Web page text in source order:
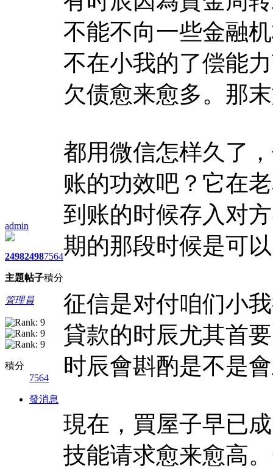
admin
2498
主題
2498
帖子
7564
積分
管理員
積分
7564
發消息
不能不向一些金融
不在小我的了偿能
欠债愈来愈多。那
都用微信怎样久了
账的功效吧？它在
到账的时候存入对
期的那段时候是可
征信是对付咱们小
貸款的时辰尤其首
时辰會斟酌是不是
現在，買屋子早已
技能请求愈来愈高